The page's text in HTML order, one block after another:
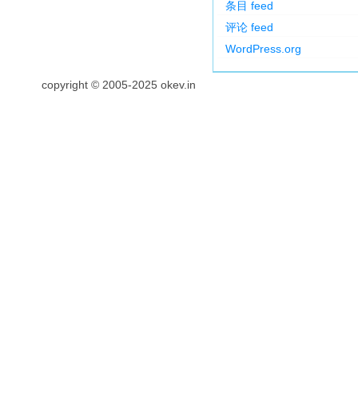
条目 feed
评论 feed
WordPress.org
copyright © 2005-2025 okev.in